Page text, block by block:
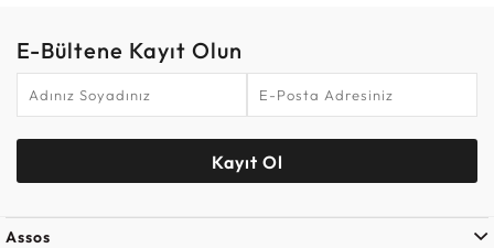
E-Bültene Kayıt Olun
Kayıt Ol
Assos